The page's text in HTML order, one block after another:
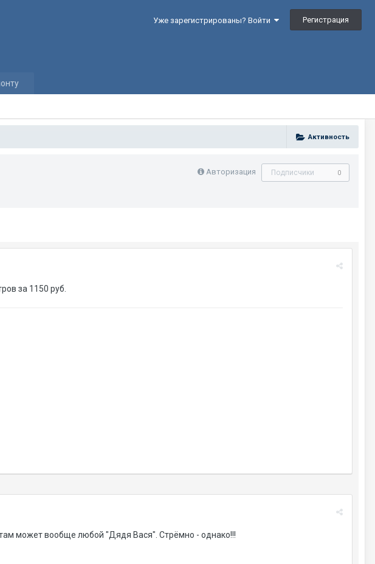
Уже зарегистрированы? Войти Регистрация
Активность
Авторизация Подписчики 0
за 1150 руб.
может вообще любой "Дядя Вася". Стрёмно - однако!!!